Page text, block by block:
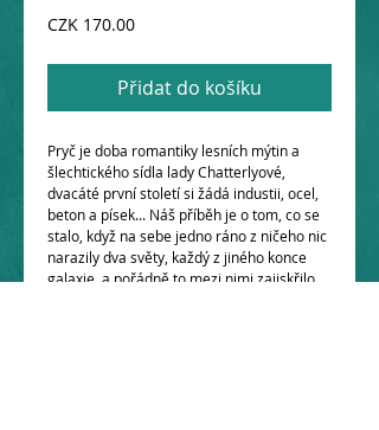
CZK 170.00Cena
Přidat do košíku
Pryč je doba romantiky lesních mýtin a
šlechtického sídla lady Chatterlyové,
dvacáté první století si žádá industii, ocel,
beton a písek... Náš příběh je o tom, co se
stalo, když na sebe jedno ráno z ničeho nic
narazily dva světy, každý z jiného konce
galaxie, a pořádně to mezi nimi zajiskřilo...